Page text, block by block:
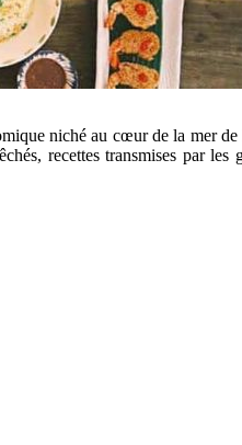
niché au cœur de la mer
recettes transmises par les